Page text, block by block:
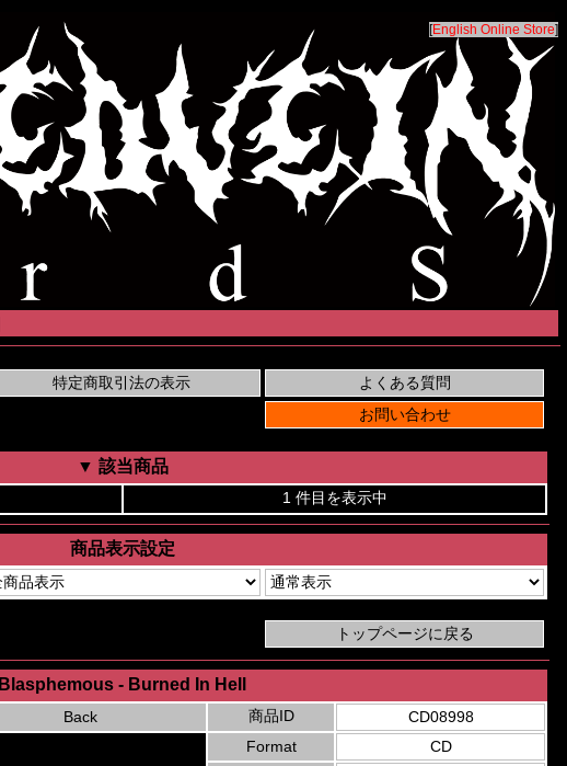
[English Online Store]
▼ 該当商品
1 件目を表示中
商品表示設定
Blasphemous - Burned In Hell
Back 商品ID
CD08998
Format
CD